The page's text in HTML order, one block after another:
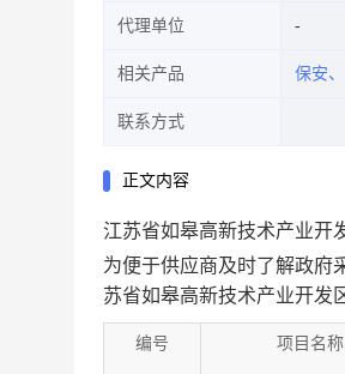
代理单位
相关产品 保安
联系方式
正文内容
江苏省如皋高新技术产业开
为便于供应商及时了解政府
苏省如皋高新技术产业开发
编号 项目名称